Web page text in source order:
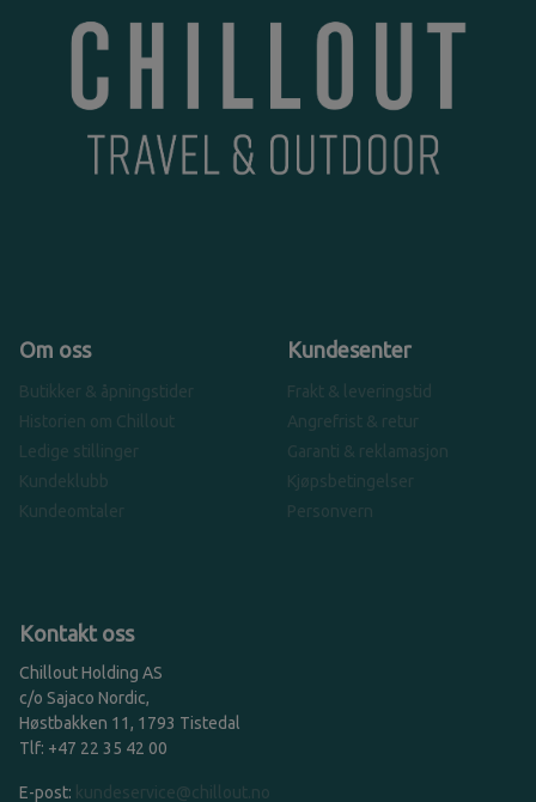
Om oss
Butikker & åpningstider
Historien om Chillout
Ledige stillinger
Kundeklubb
Kundeomtaler
Kundesenter
Frakt & leveringstid
Angrefrist & retur
Garanti & reklamasjon
Kjøpsbetingelser
Personvern
Kontakt oss
Chillout Holding AS
c/o Sajaco Nordic,
Høstbakken 11, 1793 Tistedal
Tlf: +47 22 35 42 00
E-post: kundeservice@chillout.no